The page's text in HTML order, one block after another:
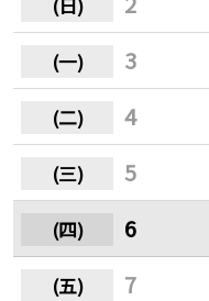
3
4
5
6
7